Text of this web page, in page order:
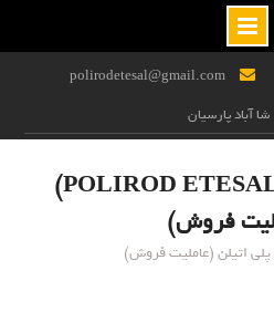
polirodetesal@gmail.com
شا آباد پارسیان
پلی رود اتصال (POLIROD ETESAL)
فروش)
پلی اتیلن (عاملیت فروش)